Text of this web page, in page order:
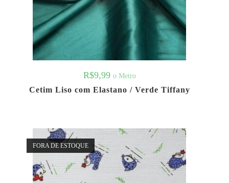
R$9,99 o Metro
Cetim Liso com Elastano / Verde Tiffany
FORA DE ESTOQUE